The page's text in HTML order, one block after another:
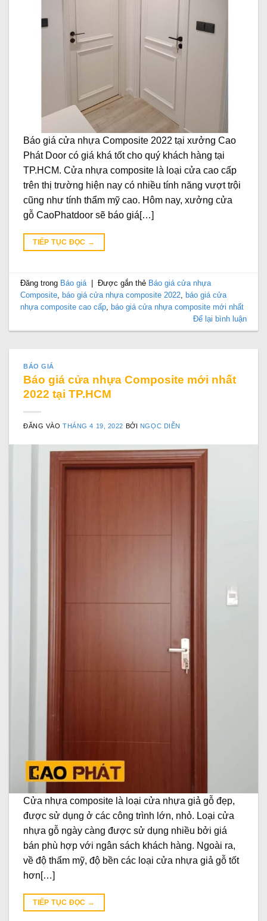
Báo giá cửa nhựa Composite 2022 tại xưởng Cao
Phát Door có giá khá tốt cho quý khách hàng tại
TP.HCM. Cửa nhựa composite là loại cửa cao cấp
trên thị trường hiện nay có nhiều tính năng vượt trội
cũng như tính thẩm mỹ cao. Hôm nay, xưởng cửa
gỗ CaoPhatdoor sẽ báo giá[…]
TIẾP TỤC ĐỌC →
Đăng trong Báo giá Được gắn thẻ Báo giá cửa nhựa
Composite
báo giá cửa nhựa composite 2022
báo giá cửa
nhựa composite cao cấp
báo giá cửa nhựa composite mới nhất
Để lại bình luận
BÁO GIÁ
Báo giá cửa nhựa Composite mới nhất
2022 tại TP.HCM
ĐĂNG VÀOTHÁNG 4 19, 2022 BỞI NGỌC DIỄN
Cửa nhựa composite là loại cửa nhựa giả gỗ đẹp,
được sử dụng ở các công trình lớn, nhỏ. Loại cửa
nhựa gỗ ngày càng được sử dụng nhiều bởi giá
bán phù hợp với ngân sách khách hàng. Ngoài ra,
về độ thẩm mỹ, độ bền các loại cửa nhựa giả gỗ tốt
hơn[…]
TIẾP TỤC ĐỌC →